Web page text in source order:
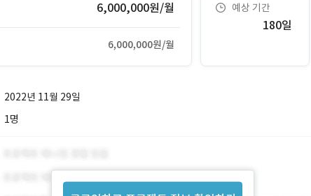
6,000,000원/월
6,000,000원/월
예상 기간
180일
2022년 11월 29일
1명